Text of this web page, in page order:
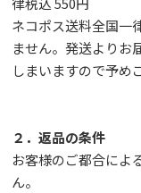
ネコポス送料全国一
ません。発送よりお
しまいますので予め
２．返品の条件
お客様のご都合によ
ん。